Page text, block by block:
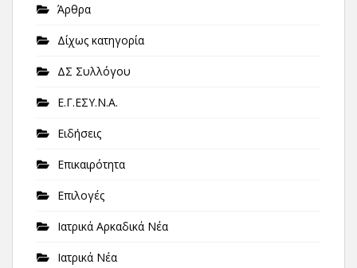
Άρθρα
Δίχως κατηγορία
ΔΣ Συλλόγου
Ε.Γ.ΕΣΥ.Ν.Α.
Ειδήσεις
Επικαιρότητα
Επιλογές
Ιατρικά Αρκαδικά Νέα
Ιατρικά Νέα